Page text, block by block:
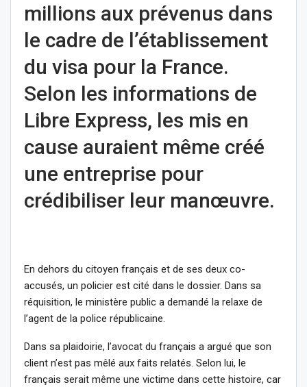
millions aux prévenus dans
le cadre de l’établissement
du visa pour la France.
Selon les informations de
Libre Express, les mis en
cause auraient même créé
une entreprise pour
crédibiliser leur manœuvre.
En dehors du citoyen français et de ses deux co-
accusés, un policier est cité dans le dossier. Dans sa
réquisition, le ministère public a demandé la relaxe de
l’agent de la police républicaine.
Dans sa plaidoirie, l’avocat du français a argué que son
client n’est pas mêlé aux faits relatés. Selon lui, le
français serait même une victime dans cette histoire, car